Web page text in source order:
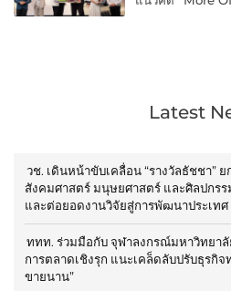
Latest
วช. เดินหน้าขับเคลื่อน “รางวัลธัชชา”
สังคมศาสตร์ มนุษยศาสตร์ และศิลปกร
และต่อยอดงานวิจัยสู่การพัฒนาประเทศ
ททท. ร่วมมือกับ จุฬาลงกรณ์มหาวิทยา
การตลาดเชิงรุก แนะเคล็ดลับปรับธุรกิจ
ขายนาน”